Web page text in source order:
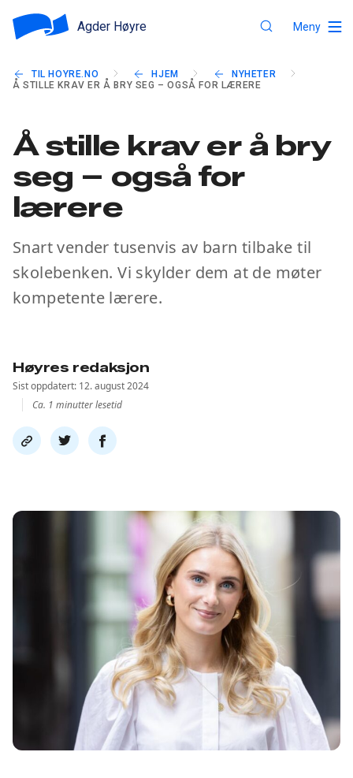
Agder Høyre Meny
TIL HOYRE.NO HJEM
NYHETER
Å STILLE KRAV ER Å BRY SEG – OGSÅ FOR LÆRERE
Å stille krav er å bry
seg – også for
lærere
Snart vender tusenvis av barn tilbake til
skolebenken. Vi skylder dem at de møter
kompetente lærere.
Høyres redaksjon
Sist oppdatert: 12. august 2024
Ca. 1 minutter lesetid
Del
link
Del
på
Del
på